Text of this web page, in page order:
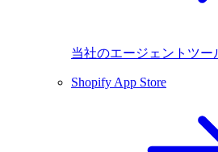
当社のエージェントツー
Shopify App Store